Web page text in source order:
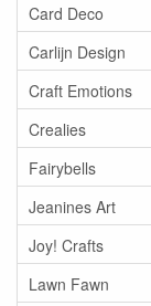
Card Deco
Carlijn Design
Craft Emotions
Crealies
Fairybells
Jeanines Art
Joy! Crafts
Lawn Fawn